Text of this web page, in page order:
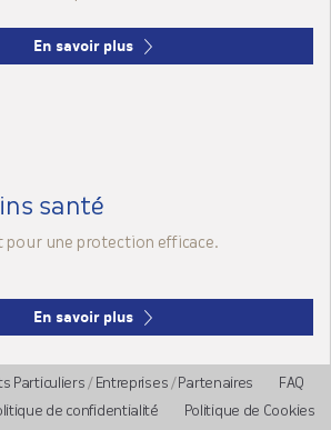
En savoir plus
santé
pour une protection efficace.
En savoir plus
Particuliers / Entreprises / Partenaires
FAQ
de confidentialité Politique de Cookies